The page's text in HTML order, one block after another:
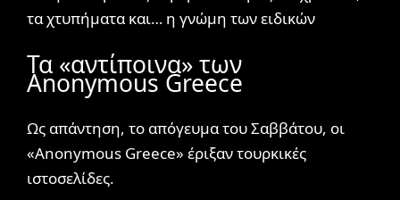
τα χτυπήματα και… η γνώμη των ειδικών
Τα «αντίποινα» των
Anonymous Greece
Ως απάντηση, το απόγευμα του Σαββάτου, οι
«Anonymous Greece» έριξαν τουρκικές
ιστοσελίδες.